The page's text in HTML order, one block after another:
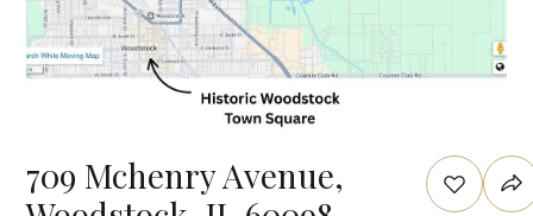
709 Mchenry Avenue,